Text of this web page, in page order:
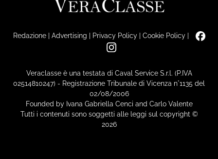
Redazione| Advertising | Privacy Policy| Cookie Policy|
Veraclasse è una testata di Caval Service S.r.l. (P.IVA
02514810247) - Registrazione Tribunale di Vicenza n°1135 del
02/08/2006
Founded by Ivana Gabriella Cenci and Carlo Valente
Tutti i contenuti sono soggetti alle leggi sul copyright ©
2026